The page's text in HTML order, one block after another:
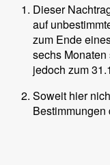
Dieser
auf
zum Ende
sechs
jedoch zum
Soweit hier
Bestimmungen